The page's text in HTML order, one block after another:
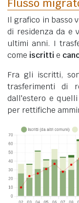
Flusso
Il grafico in basso
di residenza da e
ultimi anni. I
come iscritti e
Fra gli iscritti,
trasferimenti di
dall'estero e
per rettifiche